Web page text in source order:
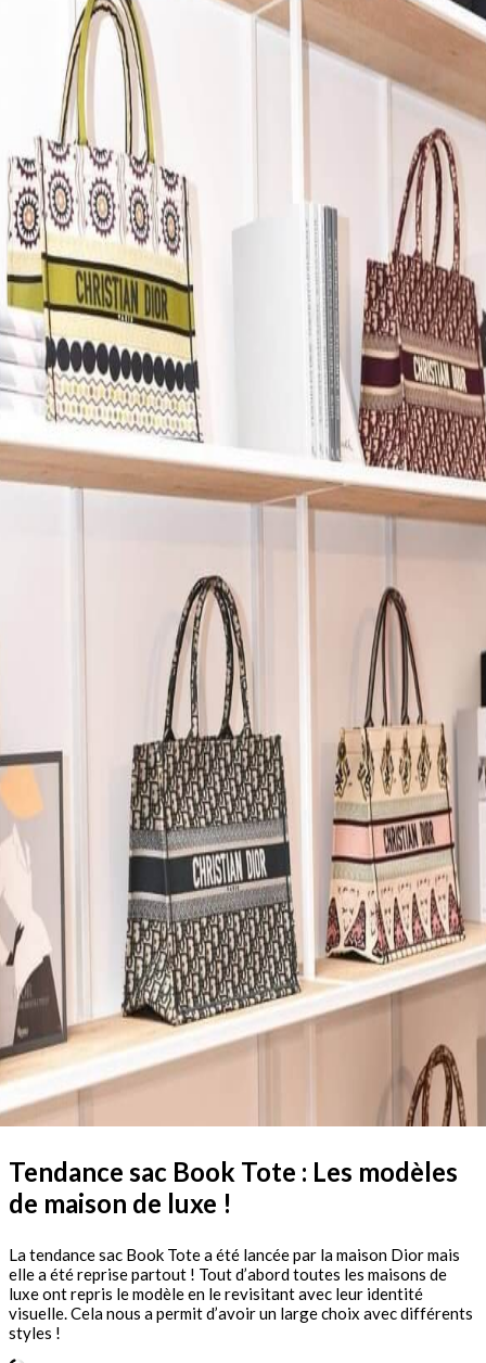
Tendance sac Book Tote : Les modèles
de maison de luxe !
La tendance sac Book Tote a été lancée par la maison Dior mais
elle a été reprise partout ! Tout d’abord toutes les maisons de
luxe ont repris le modèle en le revisitant avec leur identité
visuelle. Cela nous a permit d’avoir un large choix avec différents
styles !